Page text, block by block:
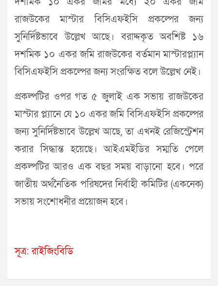
রাজউকের মাস্টার বিসিএফইসি প্রকল্পের জন্য
সুনির্দিষ্টভাবে উল্লেখ আছে। বরাদ্দকৃত অবশিষ্ট ১৬
দশমিক ১০ একর জমি রাজউকের বর্তমান মাস্টারপ্ল্যান
বিসিএফইসি প্রকল্পের জন্য সংরক্ষিত বলে উল্লেখ নেই।
প্রকল্পটির ওপর গত ৫ জুলাই এক সভায় রাজউকের
মাস্টার প্ল্যানে যে ১০ একর জমি বিসিএফইসি প্রকল্পের
জন্য সুনির্দিষ্টভাবে উল্লেখ আছে, তা এখনই রেজিস্ট্রেশন
করার সিদ্ধান্ত হয়েছে। আইএমইডির সম্মতি পেলে
প্রকল্পটির আরও এক বছর সময় বাড়ানো হবে। পরে
জাতীয় অর্থনৈতিক পরিষদের নির্বাহী কমিটির (একনেক)
সভায় সংশোধনীর প্রয়োজন হবে।
সূত্র: রাইজিংবিডি